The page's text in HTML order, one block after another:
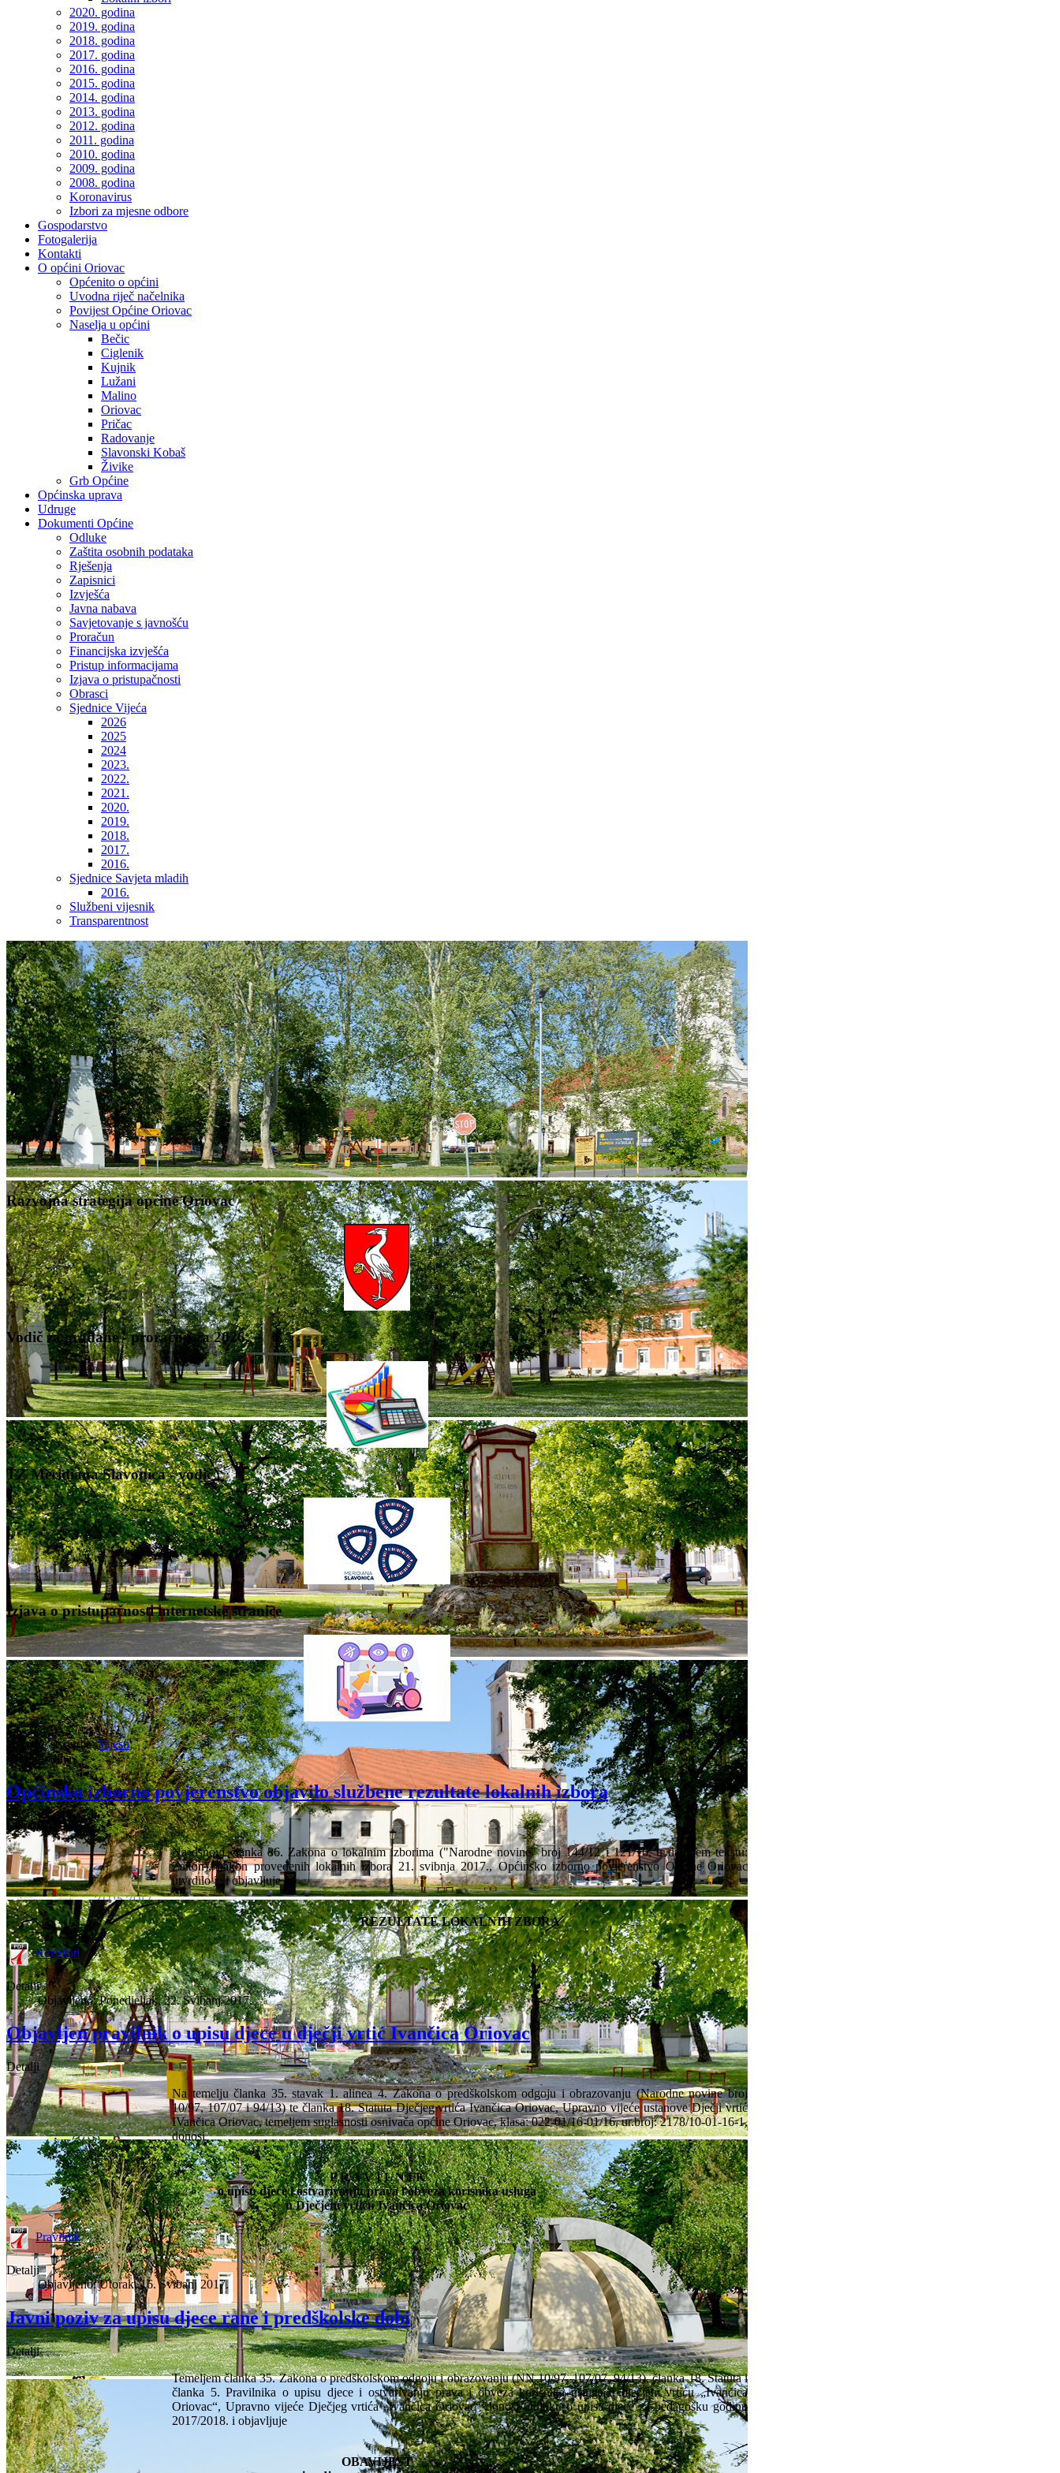
2020. godina
2019. godina
2018. godina
2017. godina
2016. godina
2015. godina
2014. godina
2013. godina
2012. godina
2011. godina
2010. godina
2009. godina
2008. godina
Koronavirus
Izbori za mjesne odbore
Gospodarstvo
Fotogalerija
Kontakti
O općini Oriovac
Općenito o općini
Uvodna riječ načelnika
Povijest Općine Oriovac
Naselja u općini
Bečic
Ciglenik
Kujnik
Lužani
Malino
Oriovac
Pričac
Radovanje
Slavonski Kobaš
Živike
Grb Općine
Općinska uprava
Udruge
Dokumenti Općine
Odluke
Zaštita osobnih podataka
Rješenja
Zapisnici
Izvješća
Javna nabava
Savjetovanje s javnošću
Proračun
Financijska izvješća
Pristup informacijama
Izjava o pristupačnosti
Obrasci
Sjednice Vijeća
2026
2025
2024
2023.
2022.
2021.
2020.
2019.
2018.
2017.
2016.
Sjednice Savjeta mladih
2016.
Službeni vijesnik
Transparentnost
Razvojna strategija općine Oriovac
Vodič za građane - proračun za 2026.
TZ Meridiana Slavonica - vodič
Izjava o pristupačnosti internetske stranice
Nalazite se ovdje:Vijesti
2017. godina
Općinsko izborno povjerenstvo objavilo službene rezultate lokalnih izbora
Detalji
Na osnovi članka 86. Zakona o lokalnim izborima ("Narodne novine" broj 144/12 i 121/16, u daljnjem tekstu:
Zakon), nakon provedenih lokalnih izbora 21. svibnja 2017., Općinsko izborno povjerenstvo Općine Oriovac
utvrdilo je i objavljuje
REZULTATE LOKALNIH ZBORA
Rezultati
Detalji
Objavljeno: Ponedjeljak, 22. Svibanj 2017.
Objavljen pravilnik o upisu djece u dječji vrtić Ivančica Oriovac
Detalji
Na temelju članka 35. stavak 1. alinea 4. Zakona o predškolskom odgoju i obrazovanju (Narodne novine broj
10/97, 107/07 i 94/13) te članka 18. Statuta Dječjeg vrtića Ivančica Oriovac, Upravno vijeće ustanove Dječji vrtić
IVančica Oriovac, temeljem suglasnosti osnivača općine Oriovac, klasa: 022-01/16-01/16, ur.broj: 2178/10-01-16-1,
donosi
P R A V I L N I K
o upisu djece i ostvarivanju prava i obveza korisnika usluga
u Dječjem vrtiću Ivančica Oriovac
Pravilnik
Detalji
Objavljeno: Utorak, 16. Svibanj 2017.
Javni poziv za upisu djece rane i predškolske dobi
Detalji
Temeljem članka 35. Zakona o predškolskom odgoju i obrazovanju (NN 10/97, 107/07, 94/13), članka 18. Statuta i
članka 5. Pravilnika o upisu djece i ostvarivanju prava i obveza korisnika usluga u dječjem vrtiću „Ivančica
Oriovac“, Upravno vijeće Dječjeg vrtića „Ivančica Oriovac“ donosi Odluku o upisu djece za pedagošku godinu
2017/2018. i objavljuje
OBAVIJEST